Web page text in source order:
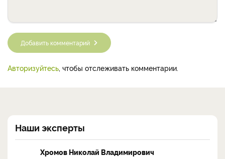
Добавить комментарий
Авторизуйтесь, чтобы отслеживать комментарии.
Наши эксперты
Хромов Николай Владимирович